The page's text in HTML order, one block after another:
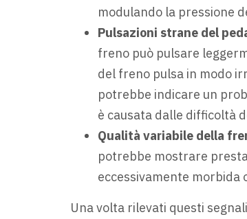
modulando la pressione
Pulsazioni strane del
freno può pulsare
del freno pulsa in modo
potrebbe indicare un
è causata dalle difficoltà
Qualità variabile della
potrebbe mostrare
eccessivamente morbida
Una volta rilevati questi